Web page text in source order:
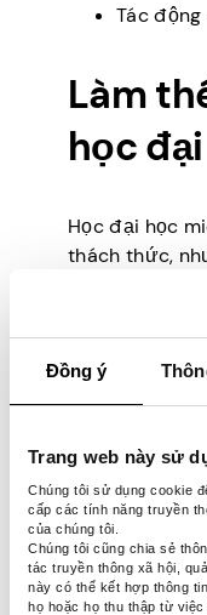
Đồng ý
Trang web này sử
Chúng tôi sử dụng cookie
cấp các tính năng truyền
của chúng tôi.
Chúng tôi cũng chia sẻ
tác truyền thông xã hội,
này có thể kết hợp thông
họ hoặc họ thu thập từ
Tác
Làm
học
Học đại học
thách thức,
các chiến
bổng, trợ
giảm đáng kể
cập vào
phí. Tận
trang trải
các cựu
Nhận hỗ
dụng: